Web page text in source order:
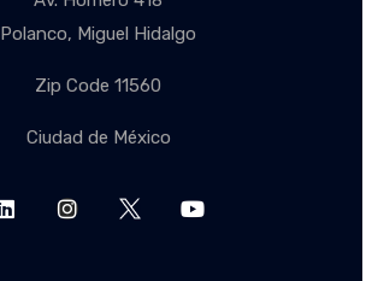
Polanco, Miguel Hidalgo
Zip Code 11560
Ciudad de México